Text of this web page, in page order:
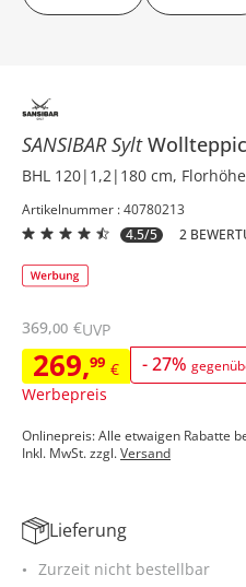
SANSIBAR Sylt
BHL 120|1,2|180 cm,
Artikelnummer : 40780213
4.5/5
2
269,99 € -27%
Werbepreis
369,00 €UVP
Onlinepreis: Alle etwaigen Rabatte
Inkl. MwSt. zzgl.Versand
Lieferung
Zurzeit nicht bestellbar